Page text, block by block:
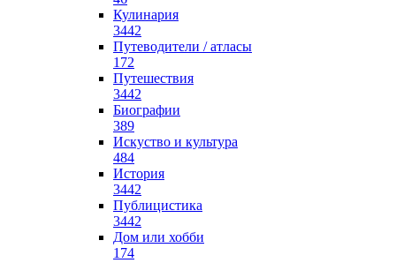
Кулинария
3442
Путеводители / атласы
172
Путешествия
3442
Биографии
389
Искуство и культура
484
История
3442
Публицистика
3442
Дом или хобби
174